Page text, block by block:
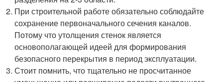
При строительной работе обязательно соблюдайте
сохранение первоначального сечения каналов.
Потому что утолщения стенок является
основополагающей идеей для формирования
безопасного перекрытия в период эксплуатации.
Стоит помнить, что тщательно не просчитанное